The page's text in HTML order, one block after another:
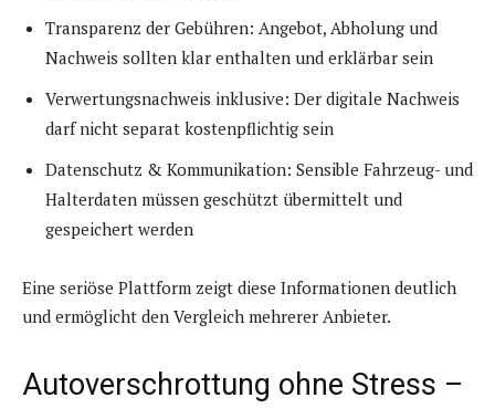
Transparenz der Gebühren: Angebot, Abholung und
Nachweis sollten klar enthalten und erklärbar sein
Verwertungsnachweis inklusive: Der digitale Nachweis
darf nicht separat kostenpflichtig sein
Datenschutz & Kommunikation: Sensible Fahrzeug- und
Halterdaten müssen geschützt übermittelt und
gespeichert werden
Eine seriöse Plattform zeigt diese Informationen deutlich
und ermöglicht den Vergleich mehrerer Anbieter.
Autoverschrottung ohne Stress –